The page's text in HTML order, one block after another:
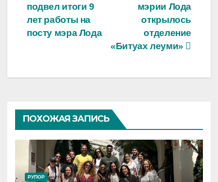
по
записям
мэрии Лода
открылось
отделение
«Битуах леуми»
подвел итоги 9
лет работы на
посту мэра Лода
ПОХОЖАЯ ЗАПИСЬ
РУПОР